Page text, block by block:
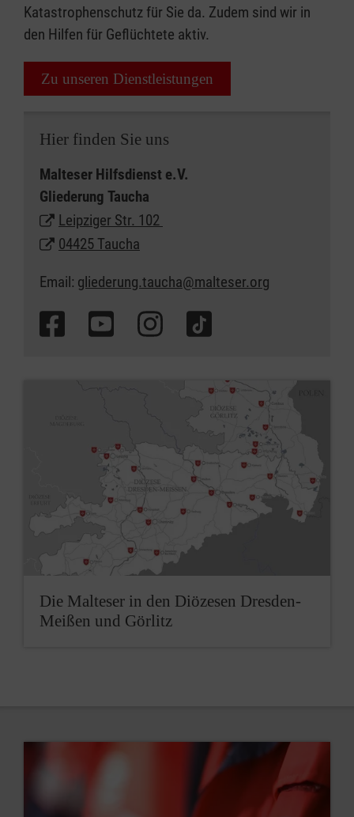
Katastrophenschutz für Sie da. Zudem sind wir in
den Hilfen für Geflüchtete aktiv.
Zu unseren Dienstleistungen
Hier finden Sie uns
Malteser Hilfsdienst e.V.
Gliederung Taucha
Leipziger Str. 102
04425 Taucha
Email: gliederung.taucha@malteser.org
Die Malteser in den Diözesen Dresden-
Meißen und Görlitz